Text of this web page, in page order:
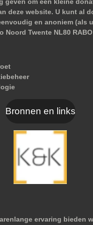
deze website. U kunt al
en anoniem (als
Noord Twente NL80
Bronnen en links
ervaring bieden